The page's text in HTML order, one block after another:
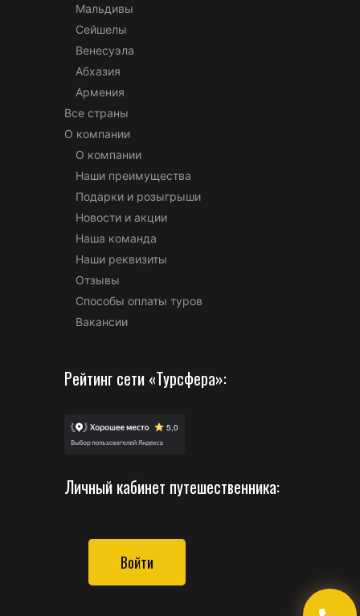
Мальдивы
Сейшелы
Венесуэла
Абхазия
Армения
Все страны
О компании
О компании
Наши преимущества
Подарки и розыгрыши
Новости и акции
Наша команда
Наши реквизиты
Отзывы
Способы оплаты туров
Вакансии
Рейтинг сети «Турсфера»:
Личный кабинет путешественника:
Войти